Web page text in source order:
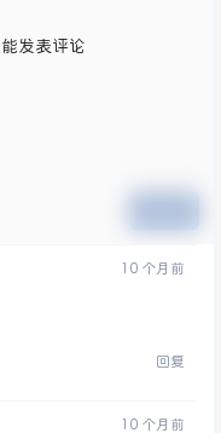
发表评论
10 个月前
回复
10 个月前